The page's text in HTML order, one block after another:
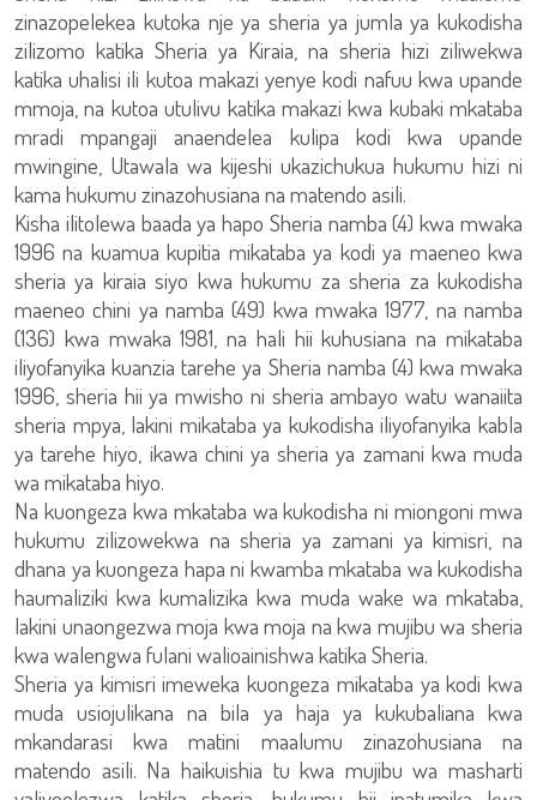
zinazopelekea kutoka nje ya sheria ya jumla ya kukodisha
zilizomo katika Sheria ya Kiraia, na sheria hizi ziliwekwa
katika uhalisi ili kutoa makazi yenye kodi nafuu kwa upande
mmoja, na kutoa utulivu katika makazi kwa kubaki mkataba
mradi mpangaji anaendelea kulipa kodi kwa upande
mwingine, Utawala wa kijeshi ukazichukua hukumu hizi ni
kama hukumu zinazohusiana na matendo asili.
Kisha ilitolewa baada ya hapo Sheria namba (4) kwa mwaka
1996 na kuamua kupitia mikataba ya kodi ya maeneo kwa
sheria ya kiraia siyo kwa hukumu za sheria za kukodisha
maeneo chini ya namba (49) kwa mwaka 1977, na namba
(136) kwa mwaka 1981, na hali hii kuhusiana na mikataba
iliyofanyika kuanzia tarehe ya Sheria namba (4) kwa mwaka
1996, sheria hii ya mwisho ni sheria ambayo watu wanaiita
sheria mpya, lakini mikataba ya kukodisha iliyofanyika kabla
ya tarehe hiyo, ikawa chini ya sheria ya zamani kwa muda
wa mikataba hiyo.
Na kuongeza kwa mkataba wa kukodisha ni miongoni mwa
hukumu zilizowekwa na sheria ya zamani ya kimisri, na
dhana ya kuongeza hapa ni kwamba mkataba wa kukodisha
haumaliziki kwa kumalizika kwa muda wake wa mkataba,
lakini unaongezwa moja kwa moja na kwa mujibu wa sheria
kwa walengwa fulani walioainishwa katika Sheria.
Sheria ya kimisri imeweka kuongeza mikataba ya kodi kwa
muda usiojulikana na bila ya haja ya kukubaliana kwa
mkandarasi kwa matini maalumu zinazohusiana na
matendo asili. Na haikuishia tu kwa mujibu wa masharti